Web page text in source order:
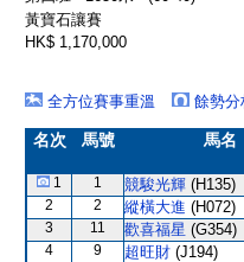
黃寶石讓賽
HK$ 1,170,000
全方位賽事重溫
餘勢分
名次 馬號 馬名
1 1 競駿光輝 (H135)
2
2 縱橫大進 (H072)
3
11 歡喜福星 (G354)
4
9 超旺財 (J194)